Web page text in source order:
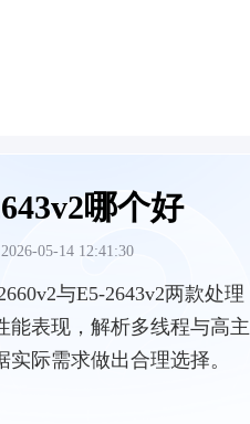
哪个好
2026-05-14 12:41:30
与E5-2643v2两款处理
能表现，解析多线程与高主
际需求做出合理选择。